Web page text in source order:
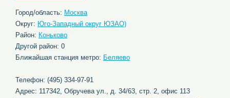
Город/область: Москва
Округ: Юго-Западный округ ЮЗАО)
Район: Коньково
Другой район: 0
Ближайшая станция метро: Беляево
Телефон: (495) 334-97-91
Адрес: 117342, Обручева ул., д. 34/63, стр. 2, офис 113